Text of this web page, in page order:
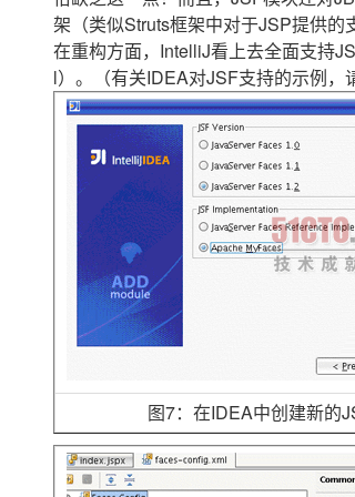
架（类似Struts框架中对于JSP提供的
在重构方面，IntelliJ看上去全面支持
l）。（有关IDEA对JSF支持的示例，
图7：在IDEA中创建新的